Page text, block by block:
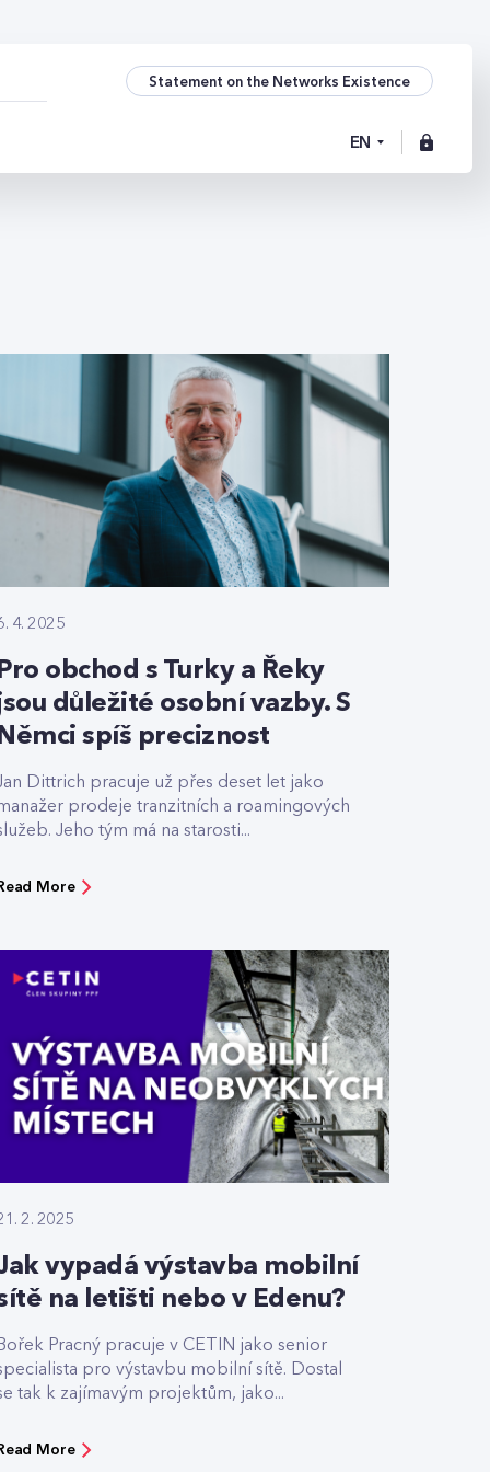
Statement on the Networks Existence
EN
4. 2025
Pro obchod s Turky a Řeky
důležité osobní vazby. S
Němci spíš preciznost
Dittrich pracuje už přes deset let jako
prodeje tranzitních a roamingových
Jeho tým má na starosti...
More
2. 2025
vypadá výstavba mobilní
na letišti nebo v Edenu?
Bořek Pracný pracuje v CETIN jako senior
pro výstavbu mobilní sítě. Dostal
tak k zajímavým projektům, jako...
More